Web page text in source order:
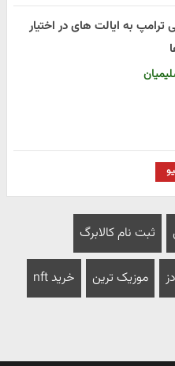
ترامپ به ایالت های در اختیار
ثبت نام کالابرگ
موزیک ترین خرید nft